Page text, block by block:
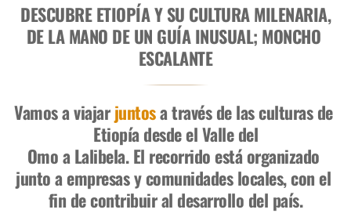
DESCUBRE ETIOPÍA Y SU CULTURA MILENARIA,
DE LA MANO DE UN GUÍA INUSUAL; MONCHO
ESCALANTE
Vamos a viajar juntos a través de las culturas de
Etiopía desde el Valle del
Omo a Lalibela. El recorrido está organizado
junto a empresas y comunidades locales, con el
fin de contribuir al desarrollo del país.